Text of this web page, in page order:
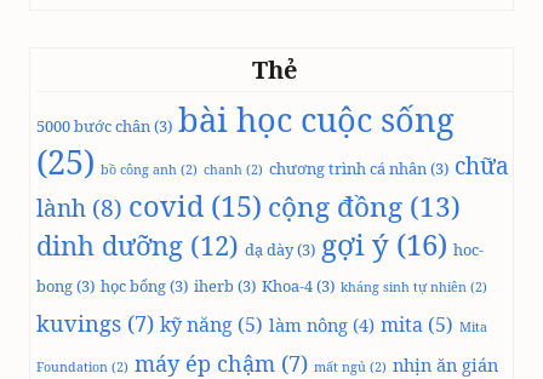
Thẻ
5000 bước chân(3) bài học cuộc sống
(25) bồ công anh (2) chanh (2) chương trình cá nhân(3) chữa
lành (8) covid (15) cộng đồng (13)
dinh dưỡng (12) dạ dày(3) gợi ý (16) hoc-
bong(3) học bổng(3) iherb(3) Khoa-4(3) kháng sinh tự nhiên (2)
kuvings (7) kỹ năng (5) làm nông (4) mita (5) Mita
Foundation (2) máy ép chậm (7) mất ngủ (2) nhịn ăn gián